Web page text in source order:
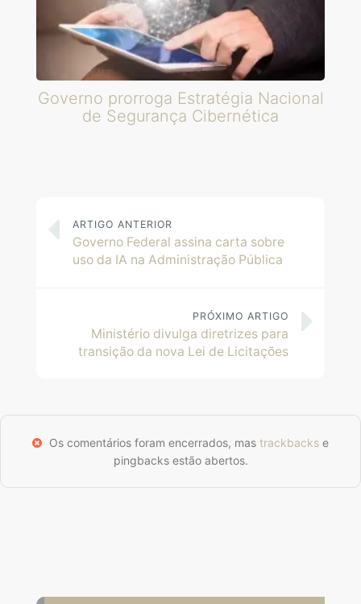
Governo prorroga Estratégia Nacional
de Segurança Cibernética
ARTIGO ANTERIOR
Governo Federal assina carta sobre
uso da IA na Administração Pública
PRÓXIMO ARTIGO
Ministério divulga diretrizes para
transição da nova Lei de Licitações
Os comentários foram encerrados, mas trackbacks e
pingbacks estão abertos.